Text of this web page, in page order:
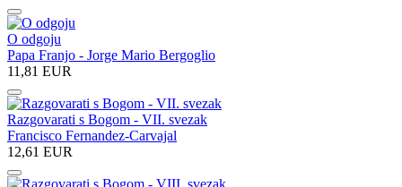
O odgoju
Papa Franjo - Jorge Mario Bergoglio
11,81 EUR
Razgovarati s Bogom - VII. svezak
Francisco Fernandez-Carvajal
12,61 EUR